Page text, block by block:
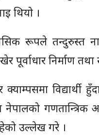
थियो ।
रूपले तन्दुरुस्त
पूर्वाधार निर्माण
क्याम्पसमा
गणतान्त्रिक
उल्लेख गरे ।